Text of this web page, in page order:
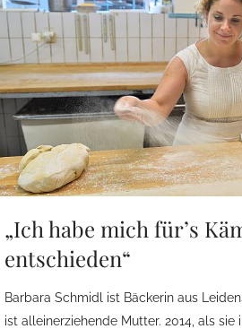
„Ich habe mich für’s
entschieden“
Barbara Schmidl ist Bäckerin aus
ist alleinerziehende Mutter. 2014, als